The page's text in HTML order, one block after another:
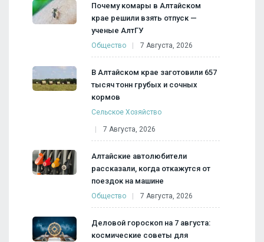
Почему комары в Алтайском
крае решили взять отпуск —
ученые АлтГУ
Общество 7 Августа, 2026
В Алтайском крае заготовили 657
тысяч тонн грубых и сочных
кормов
Сельское Хозяйство
7 Августа, 2026
Алтайские автолюбители
рассказали, когда откажутся от
поездок на машине
Общество 7 Августа, 2026
Деловой гороскоп на 7 августа:
космические советы для